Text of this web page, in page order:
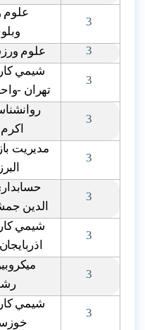
3
علوم
3
علوم
3
شيمي
تهران -
3
3
مديريت
3
الدين
3
شيمي
3
3
شيمي